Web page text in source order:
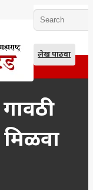
लेख पाठवा
मिळवा